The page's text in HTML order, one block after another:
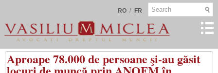
RO / FR
Aproape 78.000 de persoane şi-au găsit